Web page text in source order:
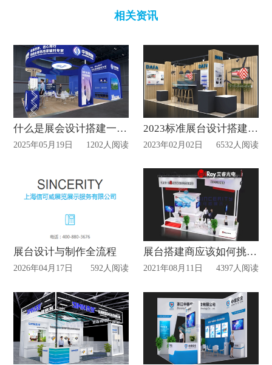
相关资讯
什么是展会设计搭建一站式服务？
2025年05月19日 1202人阅读
2023标准展台设计搭建有哪些类型？
2023年02月02日 6532人阅读
展台设计与制作全流程
2026年04月17日 592人阅读
展台搭建商应该如何挑选？
2021年08月11日 4397人阅读